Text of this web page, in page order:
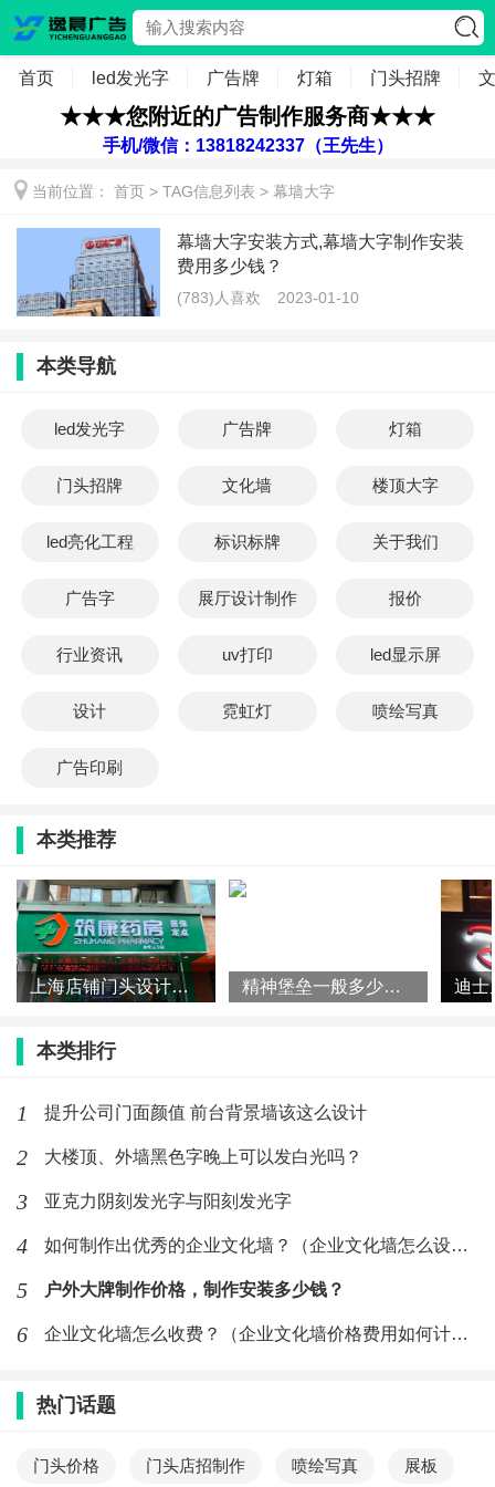
首页 led发光字 广告牌 灯箱 门头招牌
★★★您附近的广告制作服务商★★★
手机/微信：13818242337（王先生）
当前位置： 首页 > TAG信息列表 > 幕墙大字
幕墙大字安装方式,幕墙大字制作安装
费用多少钱？
(783)人喜欢 2023-01-10
本类导航
led发光字 广告牌 灯箱
门头招牌 文化墙 楼顶大字
led亮化工程 标识标牌 关于我们
广告字 展厅设计制作 报价
行业资讯 uv打印 led显示屏
设计 霓虹灯 喷绘写真
广告印刷
本类推荐
上海店铺门头设计全攻略：吸睛不踩坑，打造高转化流量门头 精神堡垒一般多少钱？（影响精神堡垒价格的因素） 迪士
本类排行
1 提升公司门面颜值 前台背景墙该这么设计
2 大楼顶、外墙黑色字晚上可以发白光吗？
3 亚克力阴刻发光字与阳刻发光字
4 如何制作出优秀的企业文化墙？（企业文化墙怎么设计）
5 户外大牌制作价格，制作安装多少钱？
6 企业文化墙怎么收费？（企业文化墙价格费用如何计算）
热门话题
门头价格 门头店招制作 喷绘写真 展板